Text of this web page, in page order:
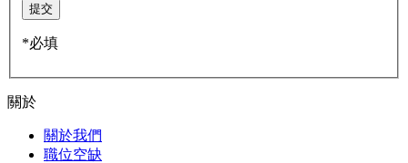
提交
*必填
關於
關於我們
職位空缺